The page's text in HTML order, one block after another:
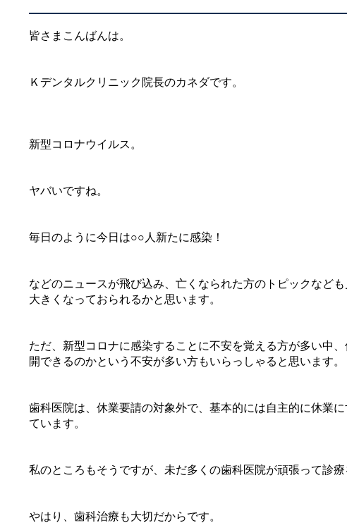
皆さまこんばんは。
Ｋデンタルクリニック院長のカネダです。
新型コロナウイルス。
ヤバいですね。
毎日のように今日は○○人新たに感染！
などのニュースが飛び込み、亡くなられた方のトピックなど
大きくなっておられるかと思います。
ただ、新型コロナに感染することに不安を覚える方が多い中
開できるのかという不安が多い方もいらっしゃると思います。
歯科医院は、休業要請の対象外で、基本的には自主的に休業
ています。
私のところもそうですが、未だ多くの歯科医院が頑張って診療
やはり、歯科治療も大切だからです。